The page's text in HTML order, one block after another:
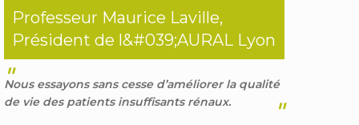
Professeur Maurice Laville,
Président de l&#039;AURAL Lyon
"
Nous essayons sans cesse d’améliorer la qualité
de vie des patients insuffisants rénaux.
"